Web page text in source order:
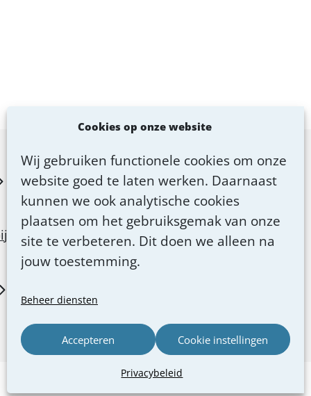
Cookies op onze website
Wij gebruiken functionele cookies om onze
website goed te laten werken. Daarnaast
kunnen we ook analytische cookies
plaatsen om het gebruiksgemak van onze
site te verbeteren. Dit doen we alleen na
jouw toestemming.
Beheer diensten
Accepteren Cookie instellingen
Privacybeleid
Verhoog contrast